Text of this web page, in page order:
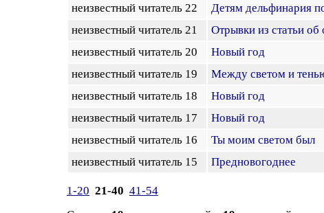
неизвестный читатель 22
Детям дельфинария
неизвестный читатель 21
Отрывки из статьи об
неизвестный читатель 20
Новый год
неизвестный читатель 19
Между светом и
неизвестный читатель 18
Новый год
неизвестный читатель 17
Новый год
неизвестный читатель 16
Ты моим светом был
неизвестный читатель 15
Предновогоднее
1-20 21-40 41-54